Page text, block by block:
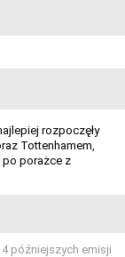
rozpoczęły
Tottenhamem,
po porażce z
późniejszych emisji